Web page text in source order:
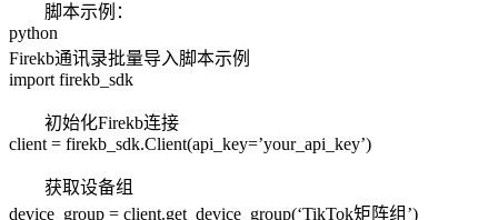
脚本示例：
python
Firekb通讯录批量导入脚本示例
import firekb_sdk
初始化Firekb连接
client = firekb_sdk.Client(api_key=’your_api_key’)
获取设备组
device_group = client.get_device_group(‘TikTok矩阵组’)